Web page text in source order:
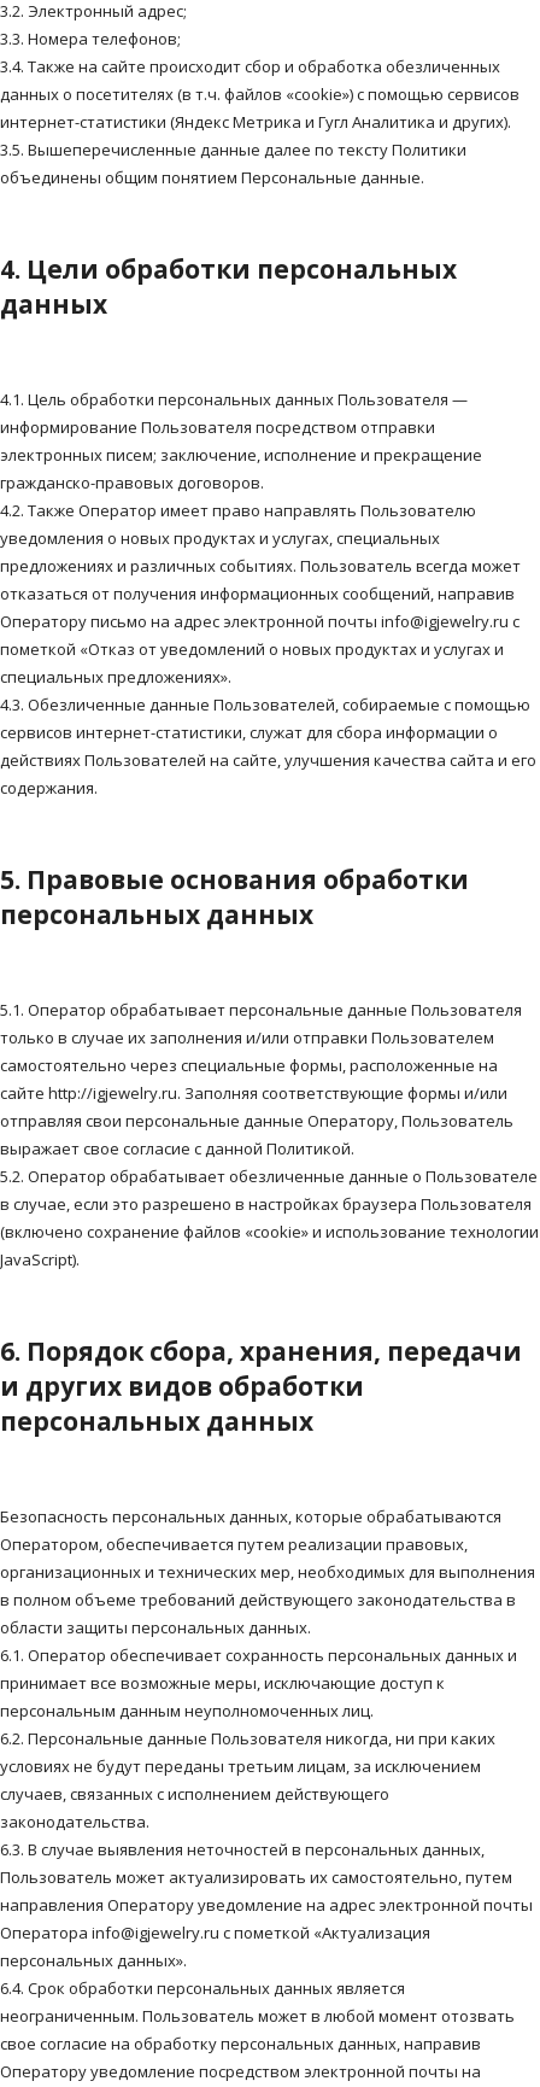
3.2. Электронный адрес;
3.3. Номера телефонов;
3.4. Также на сайте происходит сбор и обработка обезличенных
данных о посетителях (в т.ч. файлов «cookie») с помощью сервисов
интернет-статистики (Яндекс Метрика и Гугл Аналитика и других).
3.5. Вышеперечисленные данные далее по тексту Политики
объединены общим понятием Персональные данные.
4. Цели обработки персональных
данных
4.1. Цель обработки персональных данных Пользователя —
информирование Пользователя посредством отправки
электронных писем; заключение, исполнение и прекращение
гражданско-правовых договоров.
4.2. Также Оператор имеет право направлять Пользователю
уведомления о новых продуктах и услугах, специальных
предложениях и различных событиях. Пользователь всегда может
отказаться от получения информационных сообщений, направив
Оператору письмо на адрес электронной почты info@igjewelry.ru с
пометкой «Отказ от уведомлений о новых продуктах и услугах и
специальных предложениях».
4.3. Обезличенные данные Пользователей, собираемые с помощью
сервисов интернет-статистики, служат для сбора информации о
действиях Пользователей на сайте, улучшения качества сайта и его
содержания.
5. Правовые основания обработки
персональных данных
5.1. Оператор обрабатывает персональные данные Пользователя
только в случае их заполнения и/или отправки Пользователем
самостоятельно через специальные формы, расположенные на
сайте http://igjewelry.ru. Заполняя соответствующие формы и/или
отправляя свои персональные данные Оператору, Пользователь
выражает свое согласие с данной Политикой.
5.2. Оператор обрабатывает обезличенные данные о Пользователе
в случае, если это разрешено в настройках браузера Пользователя
(включено сохранение файлов «cookie» и использование технологии
JavaScript).
6. Порядок сбора, хранения, передачи
и других видов обработки
персональных данных
Безопасность персональных данных, которые обрабатываются
Оператором, обеспечивается путем реализации правовых,
организационных и технических мер, необходимых для выполнения
в полном объеме требований действующего законодательства в
области защиты персональных данных.
6.1. Оператор обеспечивает сохранность персональных данных и
принимает все возможные меры, исключающие доступ к
персональным данным неуполномоченных лиц.
6.2. Персональные данные Пользователя никогда, ни при каких
условиях не будут переданы третьим лицам, за исключением
случаев, связанных с исполнением действующего
законодательства.
6.3. В случае выявления неточностей в персональных данных,
Пользователь может актуализировать их самостоятельно, путем
направления Оператору уведомление на адрес электронной почты
Оператора info@igjewelry.ru с пометкой «Актуализация
персональных данных».
6.4. Срок обработки персональных данных является
неограниченным. Пользователь может в любой момент отозвать
свое согласие на обработку персональных данных, направив
Оператору уведомление посредством электронной почты на